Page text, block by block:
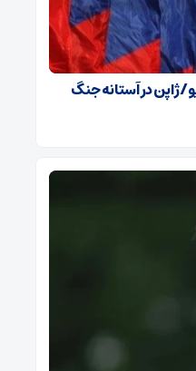
ژاپن در آستانه جنگ